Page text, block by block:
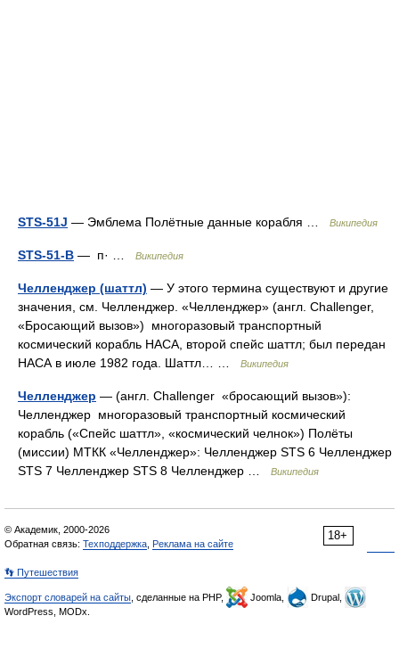
STS-51J — Эмблема Полётные данные корабля … Википедия
STS-51-B — п· … Википедия
Челленджер (шаттл) — У этого термина существуют и другие
значения, см. Челленджер. «Челленджер» (англ. Challenger,
«Бросающий вызов») многоразовый транспортный
космический корабль НАСА, второй спейс шаттл; был передан
НАСА в июле 1982 года. Шаттл… …
Википедия
Челленджер — (англ. Challenger «бросающий вызов»):
Челленджер многоразовый транспортный космический
корабль («Спейс шаттл», «космический челнок») Полёты
(миссии) МТКК «Челленджер»: Челленджер STS 6 Челленджер
STS 7 Челленджер STS 8 Челленджер …
Википедия
18+
© Академик, 2000-2026
Обратная связь: Техподдержка Реклама на сайте
👣 Путешествия
Экспорт словарей на сайты , сделанные на PHP, Joomla,
Drupal,
WordPress, MODx.